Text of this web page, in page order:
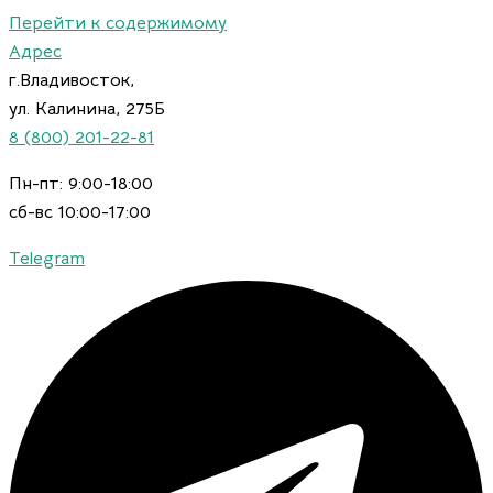
Перейти к содержимому
Адрес
г.Владивосток,
ул. Калинина, 275Б
8 (800) 201-22-81
Пн-пт: 9:00-18:00
сб-вс 10:00-17:00
Telegram